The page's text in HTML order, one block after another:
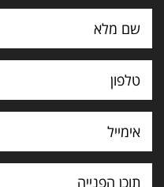
תוכן
הפנייה